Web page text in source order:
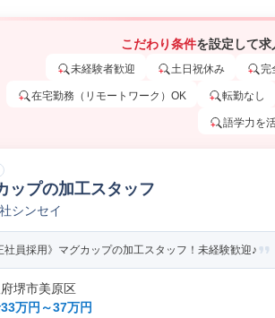
こだわり条件を設定して求
未経験者歓迎 土日祝休み 完
在宅勤務（リモートワーク）OK 転勤なし
語学力を
ップの加工スタッフ
シンセイ
社員採用》マグカップの加工スタッフ！未経験歓迎♪
堺市美原区
33万円～37万円